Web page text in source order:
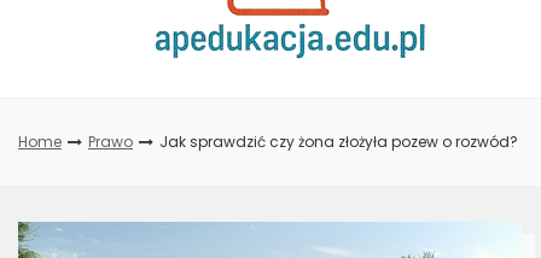
Home Prawo Jak sprawdzić czy żona złożyła pozew o rozwód?